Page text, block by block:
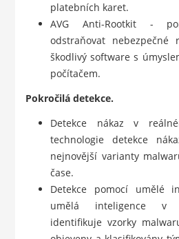
platebních karet.
AVG Anti-Rootkit -
odstraňovat nebezpečné
škodlivý software s
počítačem.
Pokročilá detekce.
Detekce nákaz v
technologie detekce
nejnovější varianty
čase.
Detekce pomocí umělé
umělá inteligence v
identifikuje vzorky